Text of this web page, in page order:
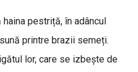
pestriță, în adâncul
printre brazii semeți.
lor, care se izbește de